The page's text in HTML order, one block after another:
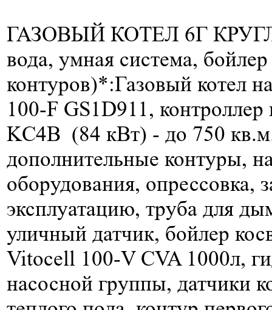
ГАЗОВЫЙ КОТЕЛ 6Г
вода, умная система,
контуров)*:Газовый котел
100-F GS1D911,
KC4B (84 кВт) - до 750
дополнительные контуры,
оборудования, опрессовка,
эксплуатацию, труба для
уличный датчик, бойлер
Vitocell 100-V CVA 1000л,
насосной группы, датчики